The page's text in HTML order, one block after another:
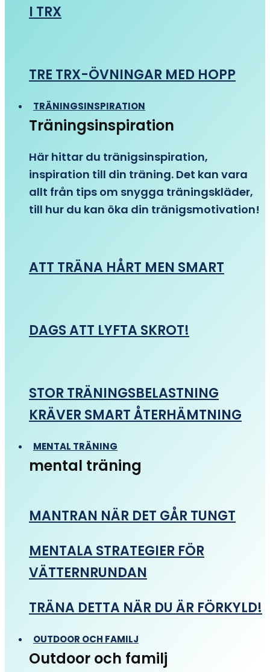
I TRX
TRE TRX-ÖVNINGAR MED HOPP
TRÄNINGSINSPIRATION
Träningsinspiration
Här hittar du tränigsinspiration,
inspiration till din träning. Det kan vara
allt från tips om snygga träningskläder,
till hur du kan öka din tränigsmotivation!
ATT TRÄNA HÅRT MEN SMART
DAGS ATT LYFTA SKROT!
STOR TRÄNINGSBELASTNING
KRÄVER SMART ÅTERHÄMTNING
MENTAL TRÄNING
mental träning
MANTRAN NÄR DET GÅR TUNGT
MENTALA STRATEGIER FÖR
VÄTTERNRUNDAN
TRÄNA DETTA NÄR DU ÄR FÖRKYLD!
OUTDOOR OCH FAMILJ
Outdoor och familj